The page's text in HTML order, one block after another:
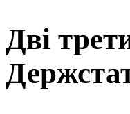
Дві